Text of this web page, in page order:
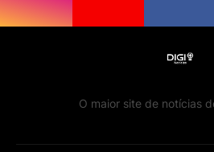
O maior site de notícias